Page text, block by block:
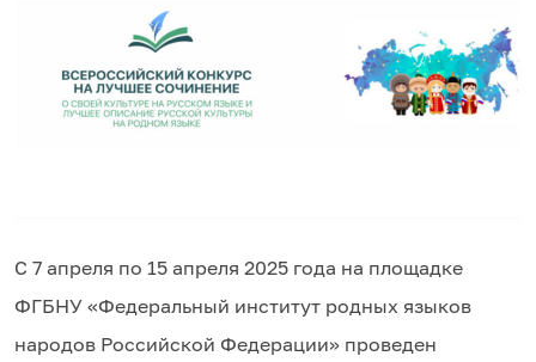
С 7 апреля по 15 апреля 2025 года на площадке
ФГБНУ «Федеральный институт родных языков
народов Российской Федерации» проведен